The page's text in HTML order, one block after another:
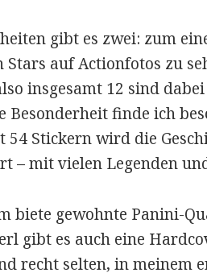
gibt es zwei: zum
Stars auf Actionfotos zu
insgesamt 12 sind
Besonderheit finde ich
54 Stickern wird die
– mit vielen Legenden
biete gewohnte Panini-
gibt es auch eine
recht selten, in meinem